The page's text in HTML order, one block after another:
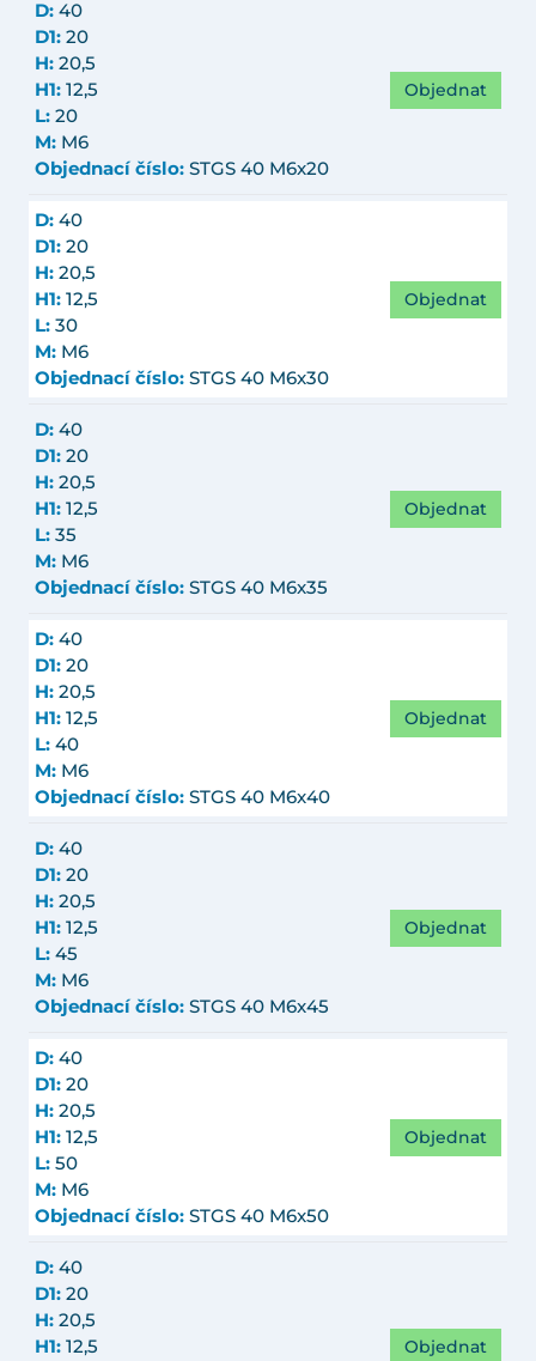
D: 40
D1: 20
H: 20,5
H1: 12,5
L: 20
M: M6
Objednací číslo: STGS 40 M6x20
Objednat
D: 40
D1: 20
H: 20,5
H1: 12,5
L: 30
M: M6
Objednací číslo: STGS 40 M6x30
Objednat
D: 40
D1: 20
H: 20,5
H1: 12,5
L: 35
M: M6
Objednací číslo: STGS 40 M6x35
Objednat
D: 40
D1: 20
H: 20,5
H1: 12,5
L: 40
M: M6
Objednací číslo: STGS 40 M6x40
Objednat
D: 40
D1: 20
H: 20,5
H1: 12,5
L: 45
M: M6
Objednací číslo: STGS 40 M6x45
Objednat
D: 40
D1: 20
H: 20,5
H1: 12,5
L: 50
M: M6
Objednací číslo: STGS 40 M6x50
Objednat
D: 40
D1: 20
H: 20,5
H1: 12,5
Objednat